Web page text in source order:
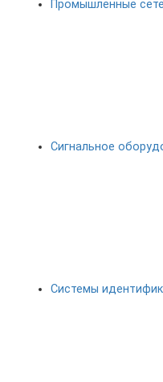
Промышленные
Сигнальное
Системы